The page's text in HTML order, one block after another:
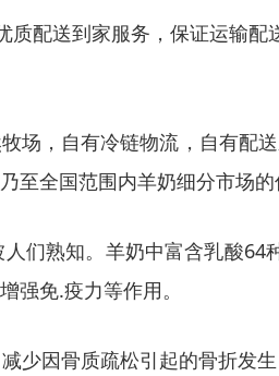
配送到家服务，保证运输
，自有冷链物流，自有配
全国范围内羊奶细分市场的
们熟知。羊奶中富含乳酸
强免.疫力等作用。
少因骨质疏松引起的骨折发